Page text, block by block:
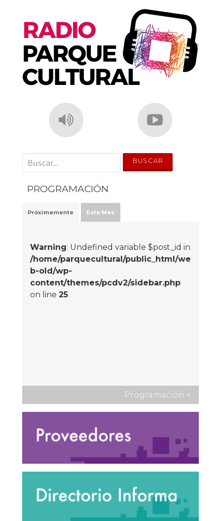
p
' . __('Search for:') . '
PROGRAMACIÓN
Próximamente Este Mes
Warning: Undefined variable $post_id in
/home/parquecultural/public_html/we
b-old/wp-
content/themes/pcdv2/sidebar.php
on line 25
Programación +